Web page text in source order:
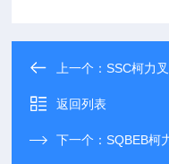
上一个：SSC柯力
返回列表
下一个：SQBEB柯